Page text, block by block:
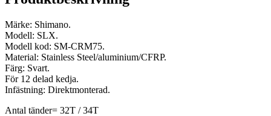
Märke: Shimano.
Modell: SLX.
Modell kod: SM-CRM75.
Material: Stainless Steel/aluminium/CFRP.
Färg: Svart.
För 12 delad kedja.
Infästning: Direktmonterad.
Antal tänder= 32T / 34T